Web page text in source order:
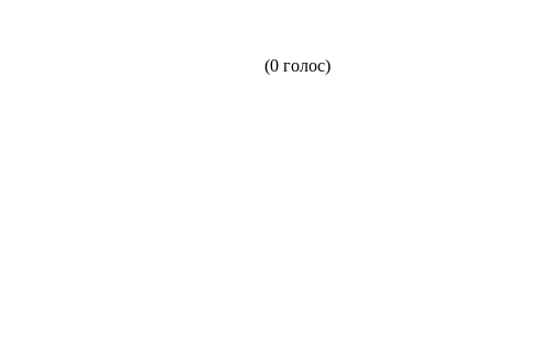
(0 голос)